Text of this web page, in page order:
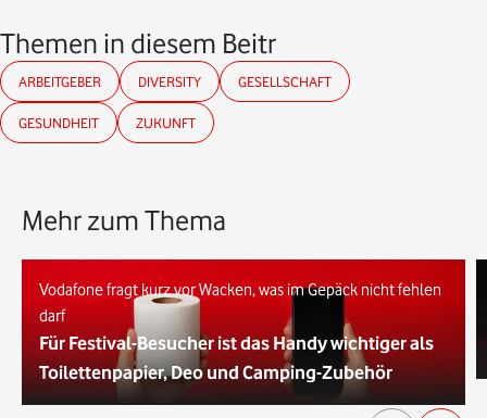
Themen in diesem Beitrag
ARBEITGEBER DIVERSITY GESELLSCHAFT
GESUNDHEIT ZUKUNFT
Mehr zum Thema
Vodafone fragt kurz vor Wacken, was im Gepäck nicht fehlen
darf
Für Festival-Besucher ist das Handy wichtiger als
Toilettenpapier, Deo und Camping-Zubehör